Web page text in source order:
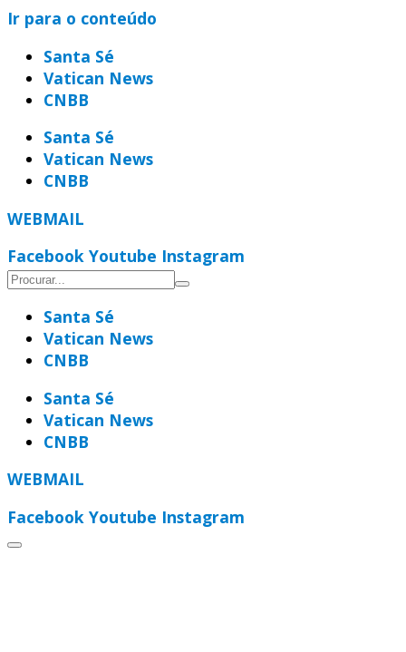
Ir para o conteúdo
Santa Sé
Vatican News
CNBB
Santa Sé
Vatican News
CNBB
WEBMAIL
Facebook Youtube Instagram
Santa Sé
Vatican News
CNBB
Santa Sé
Vatican News
CNBB
WEBMAIL
Facebook Youtube Instagram